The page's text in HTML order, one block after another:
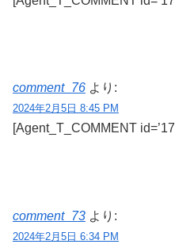
comment_76 より:
2024年2月5日 8:45 PM
[Agent_T_COMMENT
comment_73 より:
2024年2月5日 6:34 PM